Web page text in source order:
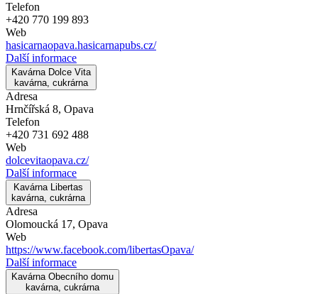
Telefon
+420 770 199 893
Web
hasicarnaopava.hasicarnapubs.cz/
Další informace
Kavárna Dolce Vita
kavárna, cukrárna
Adresa
Hrnčířská 8, Opava
Telefon
+420 731 692 488
Web
dolcevitaopava.cz/
Další informace
Kavárna Libertas
kavárna, cukrárna
Adresa
Olomoucká 17, Opava
Web
https://www.facebook.com/libertasOpava/
Další informace
Kavárna Obecního domu
kavárna, cukrárna